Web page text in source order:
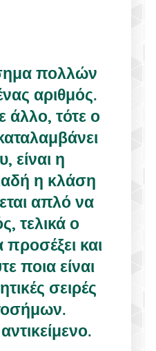
πολλών
αριθμός.
άλλο, τότε ο
είναι η
η κλάση
απλό να
τελικά ο
και
ποια είναι
σειρές